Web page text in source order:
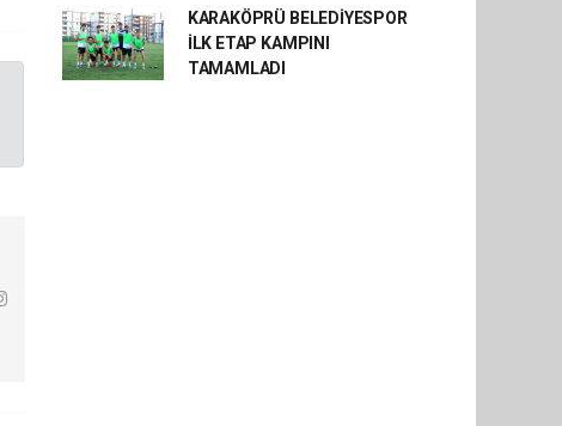
KARAKÖPRÜ BELEDİYESPOR
İLK ETAP KAMPINI
TAMAMLADI